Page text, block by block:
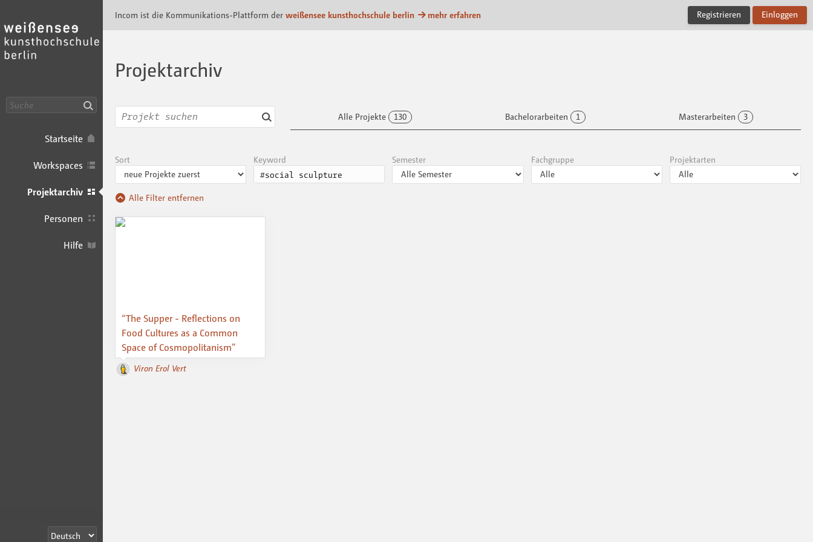
Startseite
Workspaces
Projektarchiv
Personen
Hilfe
Incom ist die Kommunikations-Plattform der weißensee kunsthochschule berlin mehr erfahren Registrieren Einloggen
Projektarchiv
Alle Projekte 130 Bachelorarbeiten 1 Masterarbeiten 3
Sort Keyword Semester Fachgruppe Projektarten
Alle Filter entfernen
“The Supper - Reflections on
Food Cultures as a Common
Space of Cosmopolitanism”
Viron Erol Vert